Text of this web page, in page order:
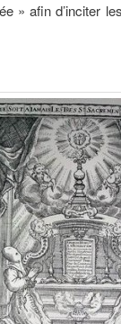
» afin d’inciter